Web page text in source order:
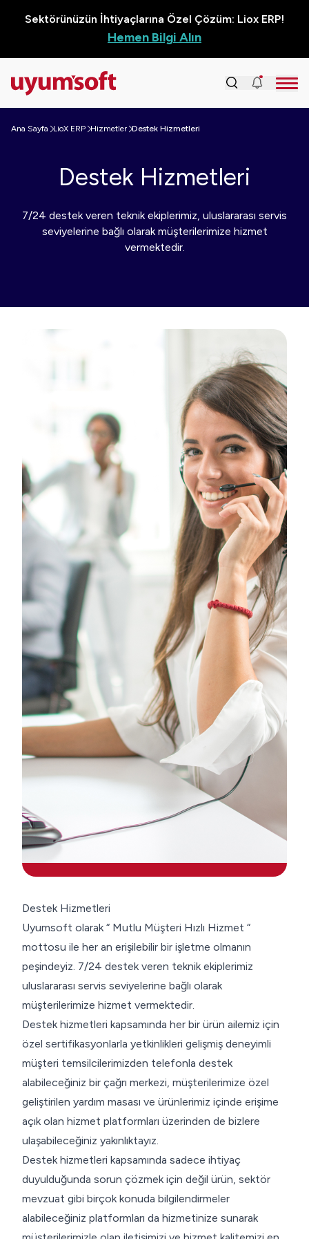
Sektörünüzün İhtiyaçlarına Özel Çözüm: Liox ERP!
Hemen Bilgi Alın
Ana Sayfa LioX ERP Hizmetler Destek Hizmetleri
Destek Hizmetleri
7/24 destek veren teknik ekiplerimiz, uluslararası servis
seviyelerine bağlı olarak müşterilerimize hizmet
vermektedir.
Destek Hizmetleri
Uyumsoft olarak “ Mutlu Müşteri Hızlı Hizmet “
mottosu ile her an erişilebilir bir işletme olmanın
peşindeyiz. 7/24 destek veren teknik ekiplerimiz
uluslararası servis seviyelerine bağlı olarak
müşterilerimize hizmet vermektedir.
Destek hizmetleri kapsamında her bir ürün ailemiz için
özel sertifikasyonlarla yetkinlikleri gelişmiş deneyimli
müşteri temsilcilerimizden telefonla destek
alabileceğiniz bir çağrı merkezi, müşterilerimize özel
geliştirilen yardım masası ve ürünlerimiz içinde erişime
açık olan hizmet platformları üzerinden de bizlere
ulaşabileceğiniz yakınlıktayız.
Destek hizmetleri kapsamında sadece ihtiyaç
duyulduğunda sorun çözmek için değil ürün, sektör
mevzuat gibi birçok konuda bilgilendirmeler
alabileceğiniz platformları da hizmetinize sunarak